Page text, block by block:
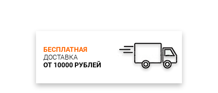
БЕСПЛАТНАЯ
ДОСТАВКА
ОТ 10000 РУБЛЕЙ